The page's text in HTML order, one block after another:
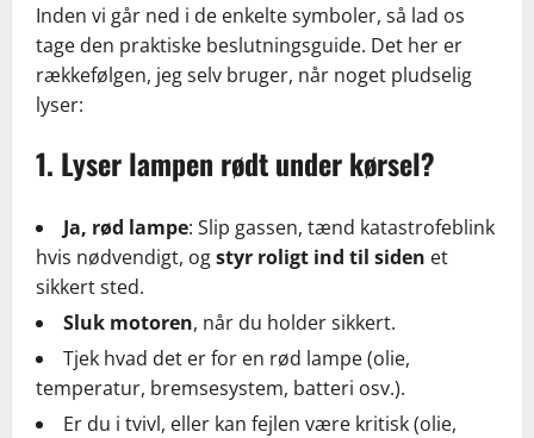
Inden vi går ned i de enkelte symboler, så lad os
tage den praktiske beslutningsguide. Det her er
rækkefølgen, jeg selv bruger, når noget pludselig
lyser:
1. Lyser lampen rødt under kørsel?
Ja, rød lampe: Slip gassen, tænd katastrofeblink
hvis nødvendigt, ogstyr roligt ind til siden et
sikkert sted.
Sluk motoren, når du holder sikkert.
Tjek hvad det er for en rød lampe (olie,
temperatur, bremsesystem, batteri osv.).
Er du i tvivl, eller kan fejlen være kritisk (olie,